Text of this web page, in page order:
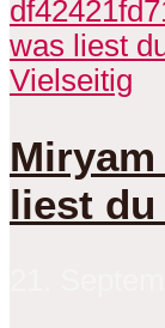
Vielseitig
liest du